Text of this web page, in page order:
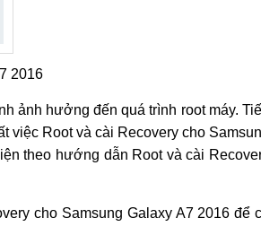
2016
ảnh hưởng đến quá trình root máy.
việc Root và cài Recovery cho
theo hướng dẫn Root và cài
cho Samsung Galaxy A7 2016 để